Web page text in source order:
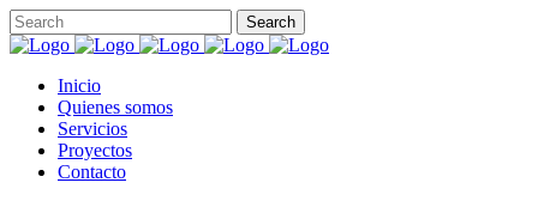
Inicio
Quienes somos
Servicios
Proyectos
Contacto